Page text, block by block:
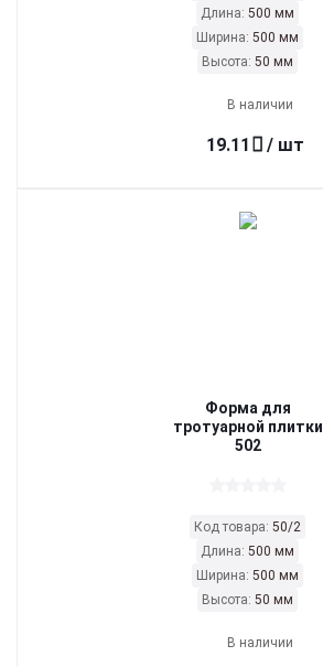
Длина: 500 мм
Ширина: 500 мм
Высота: 50 мм
В наличии
19.11 / шт
Форма для
тротуарной плитки
502
Код товара: 50/2
Длина: 500 мм
Ширина: 500 мм
Высота: 50 мм
В наличии